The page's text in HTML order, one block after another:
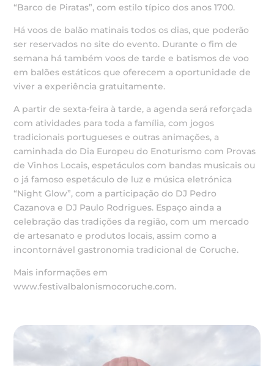
“Barco de Piratas”, com estilo típico dos anos 1700.
Há voos de balão matinais todos os dias, que poderão
ser reservados no site do evento. Durante o fim de
semana há também voos de tarde e batismos de voo
em balões estáticos que oferecem a oportunidade de
viver a experiência gratuitamente.
A partir de sexta-feira à tarde, a agenda será reforçada
com atividades para toda a família, com jogos
tradicionais portugueses e outras animações, a
caminhada do Dia Europeu do Enoturismo com Provas
de Vinhos Locais, espetáculos com bandas musicais ou
o já famoso espetáculo de luz e música eletrónica
“Night Glow”, com a participação do DJ Pedro
Cazanova e DJ Paulo Rodrigues. Espaço ainda a
celebração das tradições da região, com um mercado
de artesanato e produtos locais, assim como a
incontornável gastronomia tradicional de Coruche.
Mais informações em
www.festivalbalonismocoruche.com.